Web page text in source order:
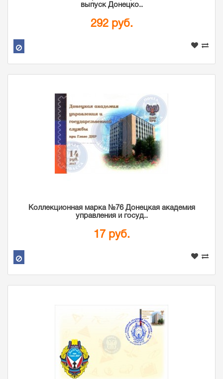
выпуск Донецко..
292 руб.
Коллекционная марка №76 Донецкая академия
управления и госуд..
17 руб.